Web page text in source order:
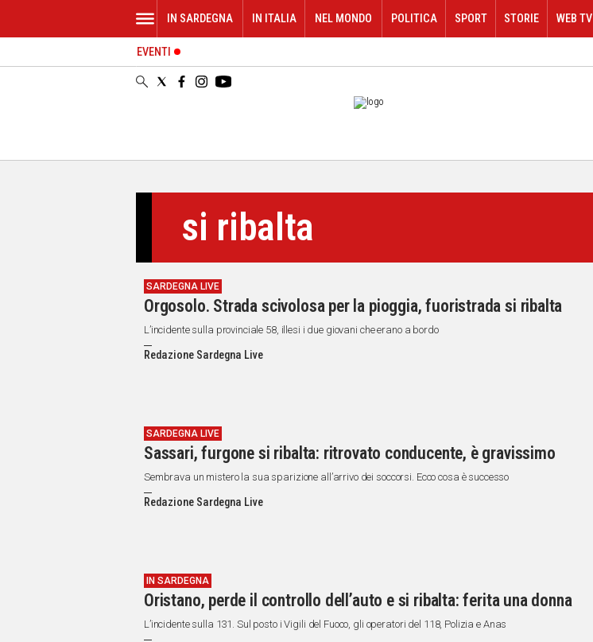
ORISTANO
IN SARDEGNA IN ITALIA NEL MONDO POLITICA SPORT STORIE WEB TV
EVENTI
si ribalta
SARDEGNA LIVE
Orgosolo. Strada scivolosa per la pioggia, fuoristrada si ribalta
L’incidente sulla provinciale 58, illesi i due giovani che erano a bordo
Redazione Sardegna Live
SARDEGNA LIVE
Sassari, furgone si ribalta: ritrovato conducente, è gravissimo
Sembrava un mistero la sua sparizione all’arrivo dei soccorsi. Ecco cosa è successo
Redazione Sardegna Live
IN SARDEGNA
Oristano, perde il controllo dell’auto e si ribalta: ferita una donna
L’incidente sulla 131. Sul posto i Vigili del Fuoco, gli operatori del 118, Polizia e Anas